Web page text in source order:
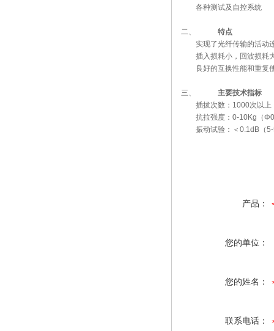
各种测试及自控系统
二、 特点
实现了光纤传输的活动
插入损耗小，回波损耗
良好的互换性能和重复
三、 主要技术指标
插拔次数：1000次以上
抗拉强度：0-10Kg（
振动试验：＜0.1dB（5-
产品：
您的单位：
您的姓名：
联系电话：